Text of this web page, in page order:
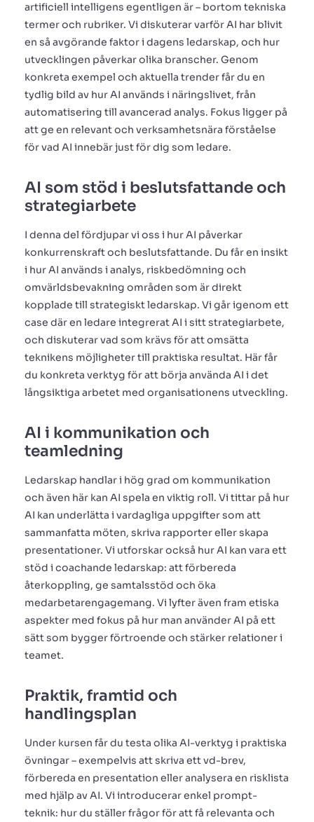
artificiell intelligens egentligen är – bortom tekniska
termer och rubriker. Vi diskuterar varför AI har blivit
en så avgörande faktor i dagens ledarskap, och hur
utvecklingen påverkar olika branscher. Genom
konkreta exempel och aktuella trender får du en
tydlig bild av hur AI används i näringslivet, från
automatisering till avancerad analys. Fokus ligger på
att ge en relevant och verksamhetsnära förståelse
för vad AI innebär just för dig som ledare.
AI som stöd i beslutsfattande och
strategiarbete
I denna del fördjupar vi oss i hur AI påverkar
konkurrenskraft och beslutsfattande. Du får en insikt
i hur AI används i analys, riskbedömning och
omvärldsbevakning områden som är direkt
kopplade till strategiskt ledarskap. Vi går igenom ett
case där en ledare integrerat AI i sitt strategiarbete,
och diskuterar vad som krävs för att omsätta
teknikens möjligheter till praktiska resultat. Här får
du konkreta verktyg för att börja använda AI i det
långsiktiga arbetet med organisationens utveckling.
AI i kommunikation och
teamledning
Ledarskap handlar i hög grad om kommunikation
och även här kan AI spela en viktig roll. Vi tittar på hur
AI kan underlätta i vardagliga uppgifter som att
sammanfatta möten, skriva rapporter eller skapa
presentationer. Vi utforskar också hur AI kan vara ett
stöd i coachande ledarskap: att förbereda
återkoppling, ge samtalsstöd och öka
medarbetarengagemang. Vi lyfter även fram etiska
aspekter med fokus på hur man använder AI på ett
sätt som bygger förtroende och stärker relationer i
teamet.
Praktik, framtid och
handlingsplan
Under kursen får du testa olika AI-verktyg i praktiska
övningar – exempelvis att skriva ett vd-brev,
förbereda en presentation eller analysera en risklista
med hjälp av AI. Vi introducerar enkel prompt-
teknik: hur du ställer frågor för att få relevanta och